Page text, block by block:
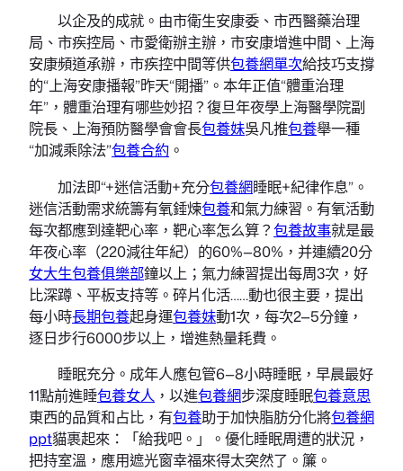
以企及的成就。由市衛生安康委、市西醫藥治理
局、市疾控局、市愛衛辦主辦，市安康增進中間、上海
安康頻道承辦，市疾控中間等供包養網單次給技巧支撐
的“上海安康播報”昨天“開播”。本年正值“體重治理
年”，體重治理有哪些妙招？復旦年夜學上海醫學院副
院長、上海預防醫學會會長包養妹吳凡推包養舉一種
“加減乘除法”包養合約 。
加法即“+迷信活動+充分包養網睡眠+紀律作息”。
迷信活動需求統籌有氧錘煉包養和氣力練習。有氧活動
每次都應到達靶心率，靶心率怎么算？包養故事就是最
年夜心率（220減往年紀）的60%—80%，并連續20分
女大生包養俱樂部鐘以上；氣力練習提出每周3次，好
比深蹲、平板支持等。碎片化活……動也很主要，提出
每小時長期包養起身運包養妹動1次，每次2—5分鐘，
逐日步行6000步以上，增進熱量耗費。
睡眠充分。成年人應包管6—8小時睡眠，早晨最好
11點前進睡包養女人 ，以進包養網步深度睡眠包養意思
東西的品質和占比，有包養助于加快脂肪分化將包養網
ppt貓裹起來：「給我吧。」。優化睡眠周遭的狀況，
把持室溫，應用遮光窗幸福來得太突然了。簾。